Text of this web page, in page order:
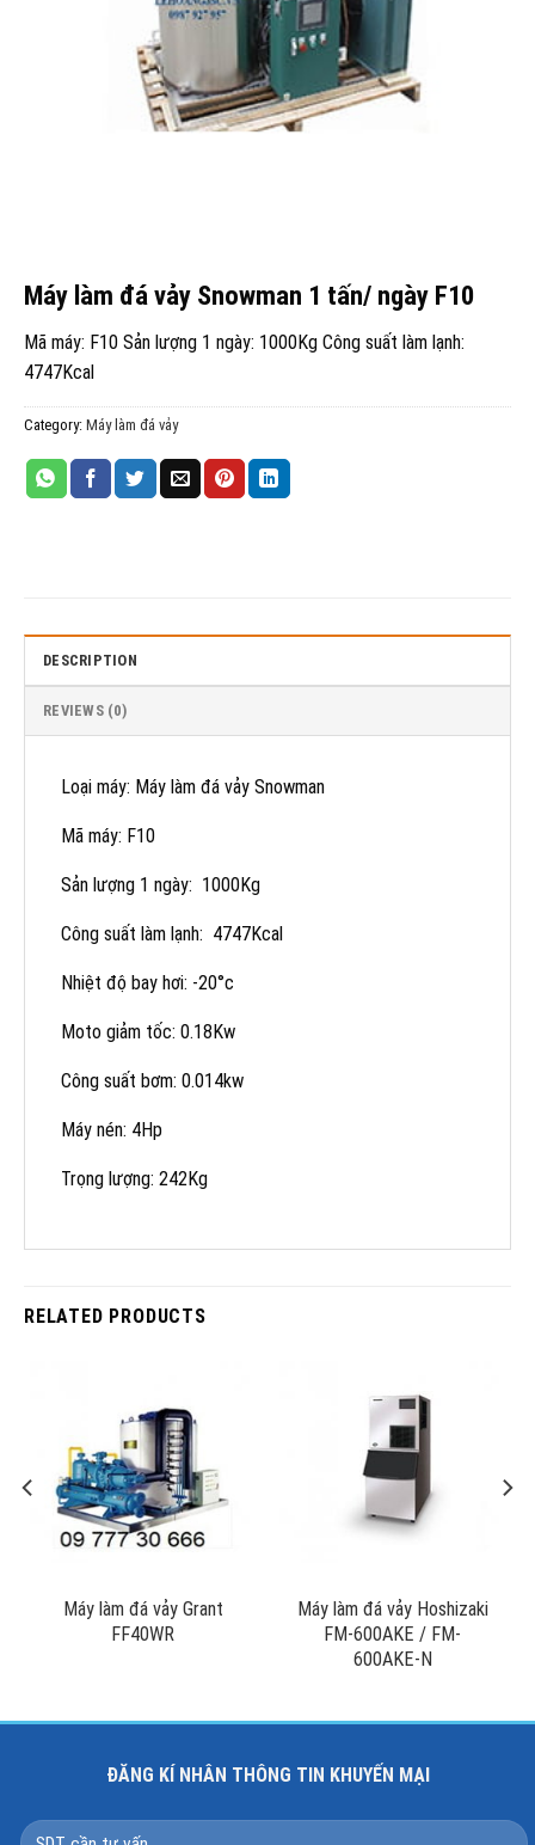
Máy làm đá vảy Snowman 1 tấn/ ngày F10
Mã máy: F10 Sản lượng 1 ngày: 1000Kg Công suất làm lạnh:
4747Kcal
Category: Máy làm đá vảy
DESCRIPTION
REVIEWS (0)
Loại máy: Máy làm đá vảy Snowman
Mã máy: F10
Sản lượng 1 ngày: 1000Kg
Công suất làm lạnh: 4747Kcal
Nhiệt độ bay hơi: -20°c
Moto giảm tốc: 0.18Kw
Công suất bơm: 0.014kw
Máy nén: 4Hp
Trọng lượng: 242Kg
RELATED PRODUCTS
Máy làm đá vảy Grant
FF40WR
Máy làm đá vảy Hoshizaki
FM-600AKE / FM-
600AKE-N
ĐĂNG KÍ NHÂN THÔNG TIN KHUYẾN MẠI